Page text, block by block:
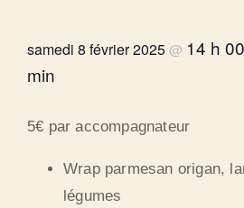
samedi 8 février 2025@ 14 h
min
5€ par accompagnateur
Wrap parmesan origan,
légumes